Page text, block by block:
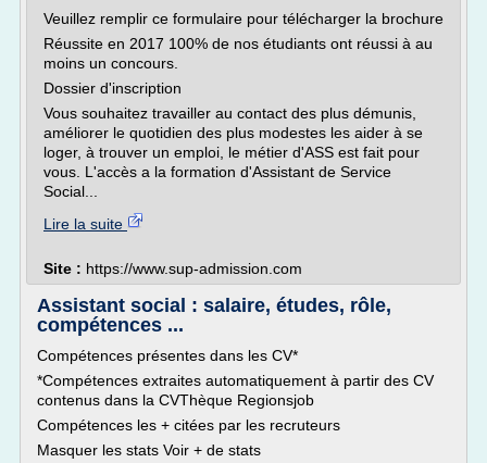
Veuillez remplir ce formulaire pour télécharger la brochure
Réussite en 2017 100% de nos étudiants ont réussi à au
moins un concours.
Dossier d'inscription
Vous souhaitez travailler au contact des plus démunis,
améliorer le quotidien des plus modestes les aider à se
loger, à trouver un emploi, le métier d'ASS est fait pour
vous. L'accès a la formation d'Assistant de Service
Social...
Lire la suite
Site : https://www.sup-admission.com
Assistant social : salaire, études, rôle,
compétences ...
Compétences présentes dans les CV*
*Compétences extraites automatiquement à partir des CV
contenus dans la CVThèque Regionsjob
Compétences les + citées par les recruteurs
Masquer les stats Voir + de stats